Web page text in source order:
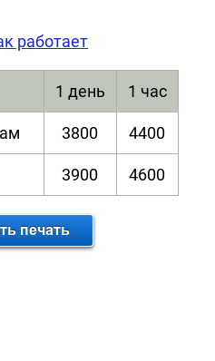
работает
1 день 1 час
3800 4400
3900 4600